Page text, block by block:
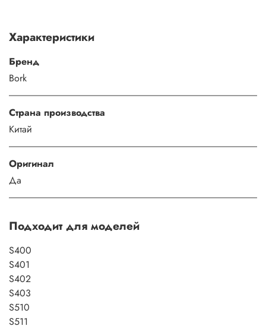
Характеристики
Бренд
Bоrk
Страна производства
Китай
Оригинал
Да
Подходит для моделей
S400
S401
S402
S403
S510
S511